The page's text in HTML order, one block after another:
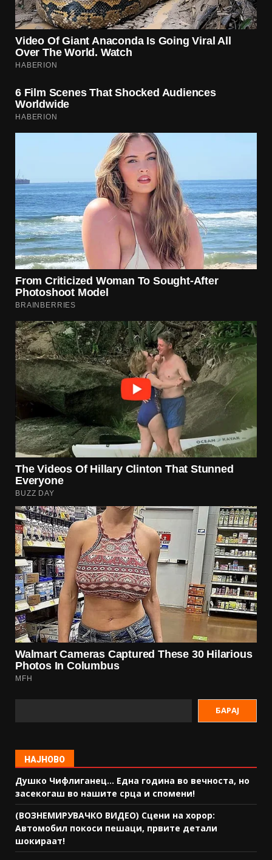
БАРАЈ
НАЈНОВО
Душко Чифлиганец… Eдна година во вечноста, но
засекогаш во нашите срца и спомени!
(ВОЗНЕМИРУВАЧКО ВИДЕО) Сцени на хорор:
Автомобил покоси пешаци, првите детали
шокираат!